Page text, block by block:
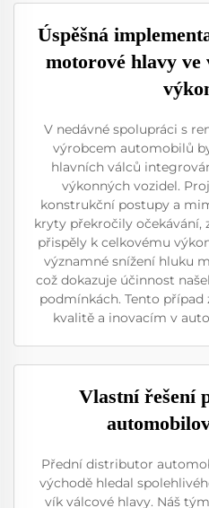
Úspěšná
motorové hlavy ve
V nedávné spolupráci s
výrobcem automobilů
hlavních válců
výkonných vozidel.
konstrukční postupy a
kryty překročily
přispěly k celkovému
významné snížení hluku
což dokazuje účinnost
podmínkách. Tento případ
kvalitě a inovacím v
Vlastní řešení
Přední distributor
východě hledal
vík válcové hlavy. Náš